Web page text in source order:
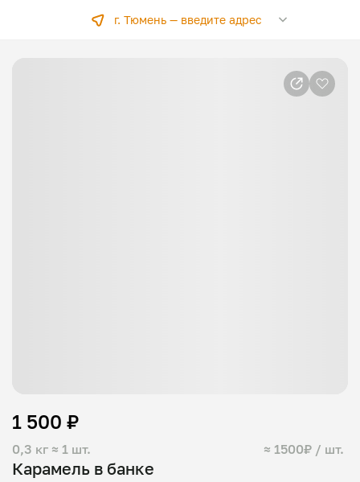
г. Тюмень — введите адрес
Карамель в банке
0,3 кг ≈ 1 шт. ≈ 1500₽ / шт.
1 500 ₽